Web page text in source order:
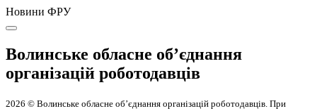
Новини ФРУ
Волинське обласне об’єднання
організацій роботодавців
2026 © Волинське обласне об’єднання організацій роботодавців. При